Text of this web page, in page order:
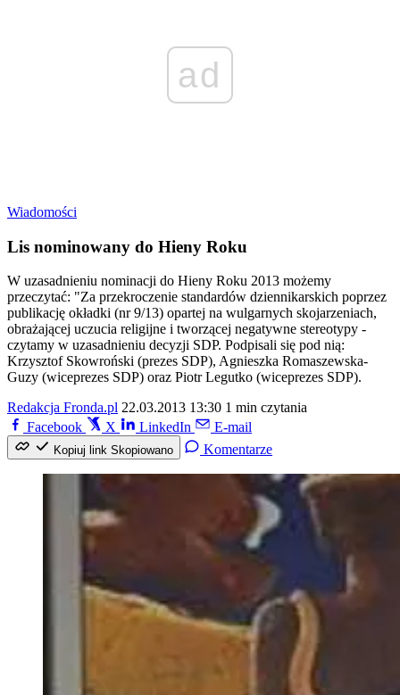
ad
Wiadomości
Lis nominowany do Hieny Roku
W uzasadnieniu nominacji do Hieny Roku 2013 możemy
przeczytać: "Za przekroczenie standardów dziennikarskich poprzez
publikację okładki (nr 9/13) opartej na wulgarnych skojarzeniach,
obrażającej uczucia religijne i tworzącej negatywne stereotypy -
czytamy w uzasadnieniu decyzji SDP. Podpisali się pod nią:
Krzysztof Skowroński (prezes SDP), Agnieszka Romaszewska-
Guzy (wiceprezes SDP) oraz Piotr Legutko (wiceprezes SDP).
Redakcja Fronda.pl 22.03.2013 13:30 1 min czytania
Facebook
X LinkedIn E-mail
Kopiuj link Skopiowano Komentarze